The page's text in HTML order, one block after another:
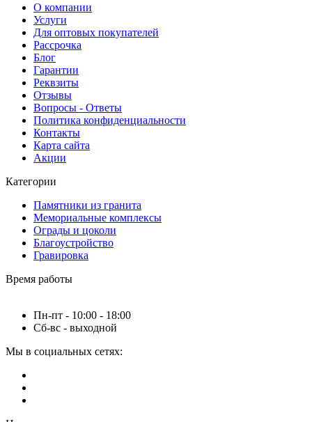
О компании
Услуги
Для оптовых покупателей
Рассрочка
Блог
Гарантии
Реквзиты
Отзывы
Вопросы - Ответы
Политика конфиденциальности
Контакты
Карта сайта
Акции
Категории
Памятники из гранита
Мемориальные комплексы
Ограды и цоколи
Благоустройство
Гравировка
Время работы
Пн-пт - 10:00 - 18:00
Сб-вс - выходной
Мы в социальных сетях: